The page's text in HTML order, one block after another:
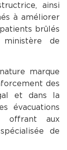
ainsi
à améliorer
brûlés
de
marque
des
et dans la
évacuations
offrant aux
de